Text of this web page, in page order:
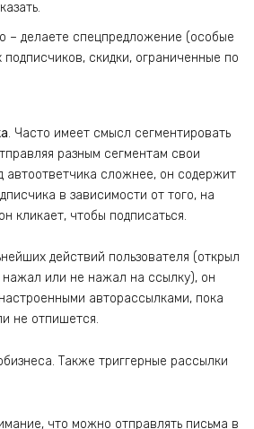
– делаете спецпредложение (особые
подписчиков, скидки, ограниченные по
. Часто имеет смысл сегментировать
разным сегментам свои
автоответчика сложнее, он содержит
в зависимости от того, на
кликает, чтобы подписаться.
действий пользователя (открыл
нажал или не нажал на ссылку), он
авторассылками, пока
не отпишется.
Также триггерные рассылки
что можно отправлять письма в